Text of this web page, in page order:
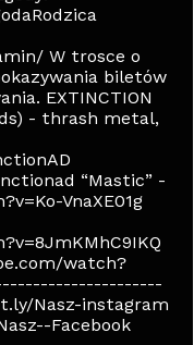
W trosce o
biletów
EXTINCTION
- thrash metal,
“Mastic” -
VnaXE01g
watch?
Nasz-instagram
Facebook